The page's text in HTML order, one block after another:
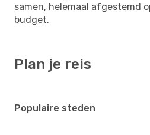
samen, helemaal afgestemd
budget.
Plan je reis
Populaire steden